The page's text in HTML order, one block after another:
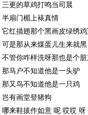
三更的草鸡打鸣当司晨
半扇门楣上裱真情
它红描翅那个黑画皮绿绣
可是那从来煤蛋儿生来就黑
不管你咋样洗呀那也是个
那马户不知道他是一头驴
那又鸟不知道他是一只鸡
岂有画堂登猪狗
哪来鞋拔作如意 呢 哎哎 呀